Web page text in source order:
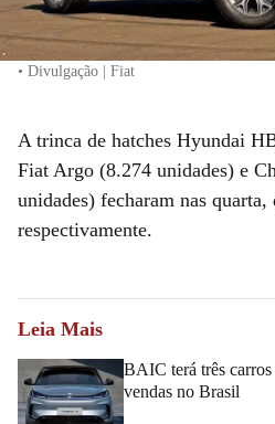
• Divulgação | Fiat
A trinca de hatches Hyundai
Fiat Argo (8.274 unidades) e
unidades) fecharam nas
respectivamente.
Leia Mais
BAIC terá três
vendas no Brasil